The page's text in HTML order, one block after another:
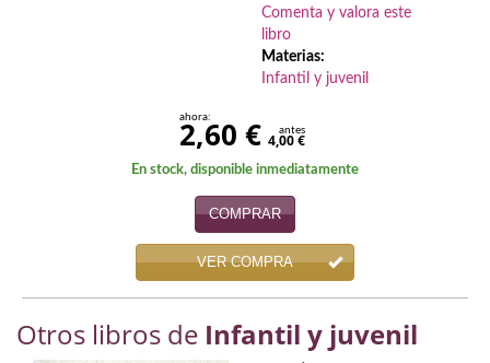
Enciclopedias
Comenta y valora este
libro
Materias:
Infantil y juvenil
ahora:
2,60 € antes
4,00 €
En stock, disponible inmediatamente
COMPRAR
VER COMPRA
Otros libros de Infantil y juvenil